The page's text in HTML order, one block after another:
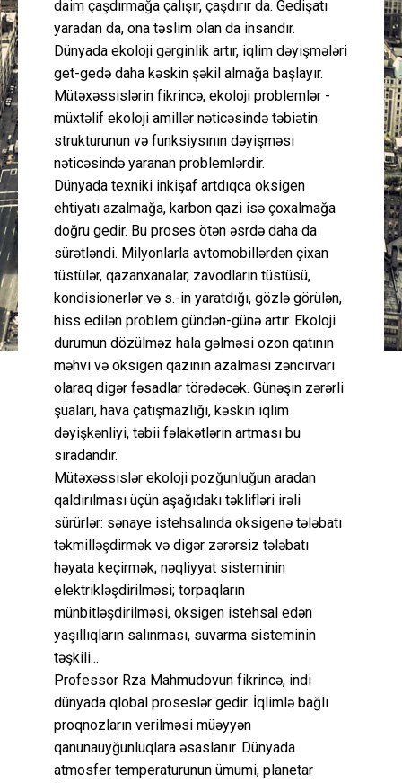
daim çaşdırmağa çalışır, çaşdırır da. Gedişatı
yaradan da, ona təslim olan da insandır.
Dünyada ekoloji gərginlik artır, iqlim dəyişmələri
get-gedə daha kəskin şəkil almağa başlayır.
Mütəxəssislərin fikrincə, ekoloji problemlər -
müxtəlif ekoloji amillər nəticəsində təbiətin
strukturunun və funksiysının dəyişməsi
nəticəsində yaranan problemlərdir.
Dünyada texniki inkişaf artdıqca oksigen
ehtiyatı azalmağa, karbon qazi isə çoxalmağa
doğru gedir. Bu proses ötən əsrdə daha da
sürətləndi. Milyonlarla avtomobillərdən çixan
tüstülər, qazanxanalar, zavodların tüstüsü,
kondisionerlər və s.-in yaratdığı, gözlə görülən,
hiss edilən problem gündən-günə artır. Ekoloji
durumun dözülməz hala gəlməsi ozon qatının
məhvi və oksigen qazının azalmasi zəncirvari
olaraq digər fəsadlar törədəcək. Günəşin zərərli
şüaları, hava çatışmazlığı, kəskin iqlim
dəyişkənliyi, təbii fəlakətlərin artması bu
sıradandır.
Mütəxəssislər ekoloji pozğunluğun aradan
qaldırılması üçün aşağıdakı təklifləri irəli
sürürlər: sənaye istehsalında oksigenə tələbatı
təkmilləşdirmək və digər zərərsiz tələbatı
həyata keçirmək; nəqliyyat sisteminin
elektrikləşdirilməsi; torpaqların
münbitləşdirilməsi, oksigen istehsal edən
yaşıllıqların salınması, suvarma sisteminin
təşkili...
Professor Rza Mahmudovun fikrincə, indi
dünyada qlobal proseslər gedir. İqlimlə bağlı
proqnozların verilməsi müəyyən
qanunauyğunluqlara əsaslanır. Dünyada
atmosfer temperaturunun ümumi, planetar